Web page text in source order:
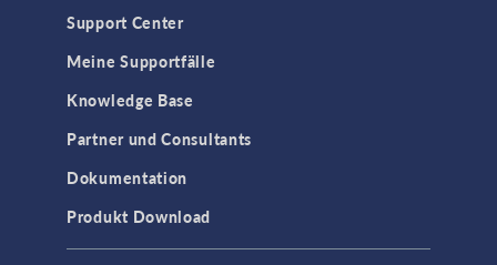
TAGS
3D-Druck
AC/DC Module
Acoustics Module
Ausgewählte Wissenschaftler
Battery Design Module
Support Center
Meine Supportfälle
Knowledge Base
Partner und Consultants
Dokumentation
Produkt Download